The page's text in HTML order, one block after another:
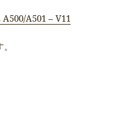
A501 – V11